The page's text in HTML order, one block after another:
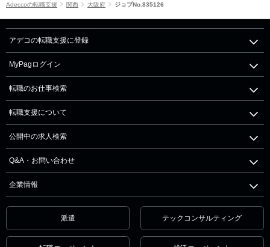
Adeccoの転職支援 関西 大阪府 ジョブNo.835126
アデコの転職支援に登録
MyPagログイン
転職のお仕事検索
転職支援について
公開中の求人検索
Q&A・お問い合わせ
企業情報
派遣 テックコンサルティング